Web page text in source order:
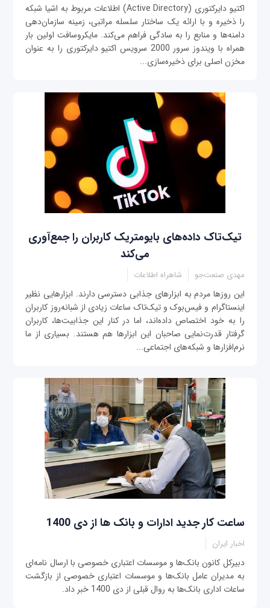
اکتیو دایرکتوری (Active Directory) اطلاعات مربوط به اشیا شبکه
را ذخیره و با ارائه یک ساختار سلسله مراتبی، زمینه سازمان‌دهی
دامنه‌ها و منابع را به سادگی فراهم می‌کند. مایکروسافت اولین بار
همراه با ویندوز سرور 2000 سرویس اکتیو دایرکتوری را به عنوان
مخزن اصلی برای ذخیره‌سازی...
تیک‌تاک داده‌های بایومتریک کاربران را جمع‌آوری
می‌کند
مهدی صنعت‌جو شاهراه اطلاعات
این روزها مردم به ابزارهای جذابی دسترسی دارند. ابزارهایی نظیر
اینستاگرام و فیس‌بوک و تیک‌تاک ساعات زیادی از شبانه‌روز کاربران
را به خود اختصاص داده‌اند، اما در کنار این جذابیت‌ها، کاربران
گرفتار قدرت‌نمایی صاحبان این ابزارها هم هستند. بسیاری از ما
نرم‌افزارها و شبکه‌های اجتماعی...
ساعت کار جدید ادارات و بانک ها از دی 1400
اخبار ایران
دبیرکل کانون بانک‌ها و موسسات اعتباری خصوصی با ارسال نامه‌ای
به مدیران عامل بانک‌ها و موسسات اعتباری خصوصی از بازگشت
ساعات اداری بانک‌ها به روال قبلی از دی 1400 خبر داد.